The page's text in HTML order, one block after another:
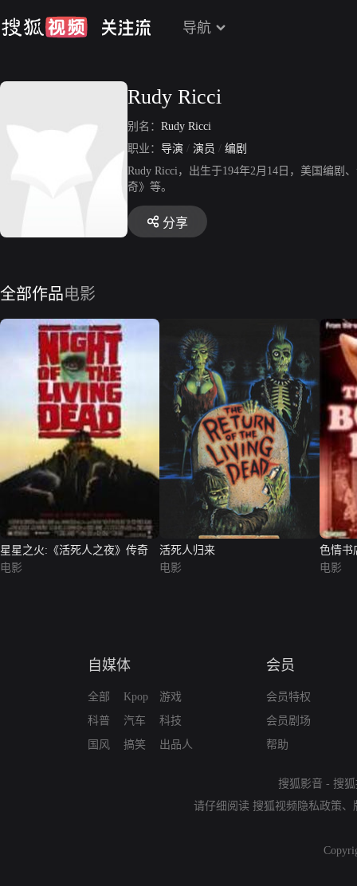
导航
Rudy Ricci
别名： Rudy Ricci
职业： 导演 / 演员 / 编剧
Rudy Ricci，出生于194年2月14日，美国编剧
奇》等。
分享
全部作品电影
星星之火:《活死人之夜》传奇
电影
活死人归来
电影
色情书
电影
自媒体
全部
科普
国风
Kpop
汽车
搞笑
游戏
科技
出品人
会员
会员特权
会员剧场
帮助
搜狐影音 - 搜
请仔细阅读 搜狐视频隐私政策、